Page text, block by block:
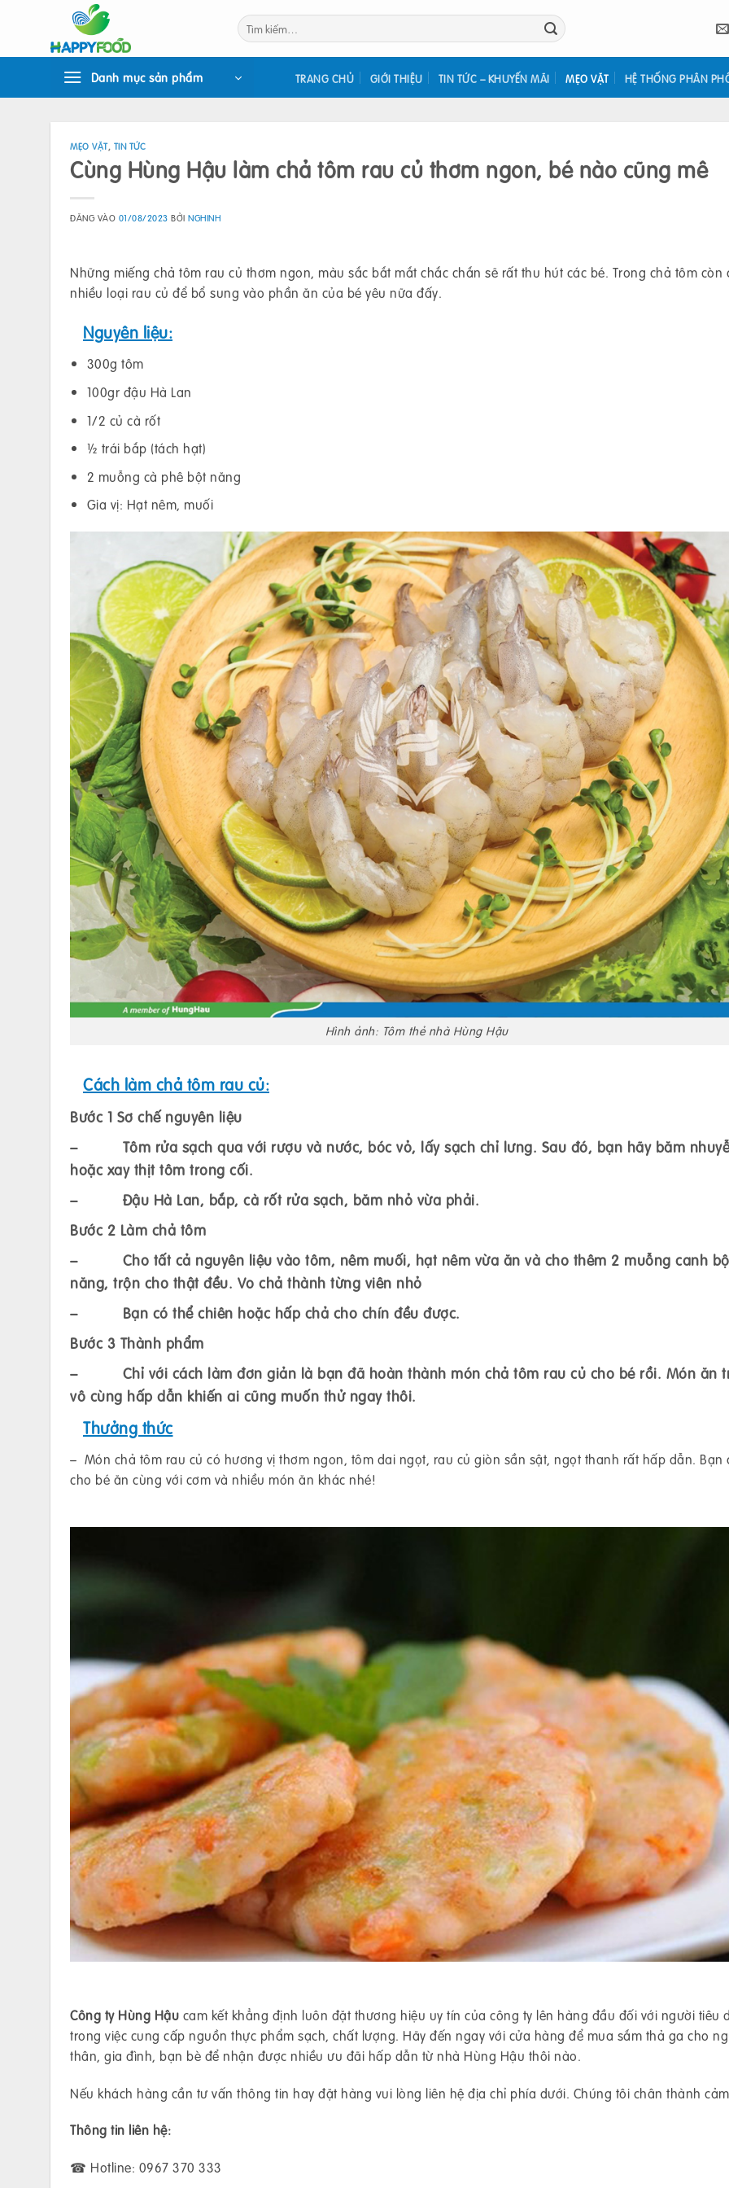
Tìm
kiếm:
Danh mục sản phẩm TRANG CHỦ GIỚI THIỆU TIN TỨC – KHUYẾN MÃI MẸO VẶT HỆ THỐNG PHÂN
MẸO VẶT, TIN TỨC
Cùng Hùng Hậu làm chả tôm rau củ thơm ngon, bé nào cũng mê
ĐĂNG VÀO 01/08/2023 BỞINGHINH
Những miếng chả tôm rau củ thơm ngon, màu sắc bắt mắt chắc chắn sẽ rất thu hút các bé. Trong chả tôm còn
nhiều loại rau củ để bổ sung vào phần ăn của bé yêu nữa đấy.
Nguyên liệu:
300g tôm
100gr đậu Hà Lan
1/2 củ cà rốt
½ trái bắp (tách hạt)
2 muỗng cà phê bột năng
Gia vị: Hạt nêm, muối
Hình ảnh: Tôm thẻ nhà Hùng Hậu
Cách làm chả tôm rau củ:
Bước 1 Sơ chế nguyên liệu
– Tôm rửa sạch qua với rượu và nước, bóc vỏ, lấy sạch chỉ lưng. Sau đó, bạn hãy băm
hoặc xay thịt tôm trong cối.
– Đậu Hà Lan, bắp, cà rốt rửa sạch, băm nhỏ vừa phải.
Bước 2 Làm chả tôm
– Cho tất cả nguyên liệu vào tôm, nêm muối, hạt nêm vừa ăn và cho thêm 2 muỗng canh
năng, trộn cho thật đều. Vo chả thành từng viên nhỏ
– Bạn có thể chiên hoặc hấp chả cho chín đều được.
Bước 3 Thành phẩm
– Chỉ với cách làm đơn giản là bạn đã hoàn thành món chả tôm rau củ cho bé rồi. Món ăn
vô cùng hấp dẫn khiến ai cũng muốn thử ngay thôi.
Thưởng thức
– Món chả tôm rau củ có hương vị thơm ngon, tôm dai ngọt, rau củ giòn sần sật, ngọt thanh rất hấp dẫn. Bạn
cho bé ăn cùng với cơm và nhiều món ăn khác nhé!
Công ty Hùng Hậu cam kết khẳng định luôn đặt thương hiệu uy tín của công ty lên hàng đầu đối với người tiêu
trong việc cung cấp nguồn thực phẩm sạch, chất lượng. Hãy đến ngay với cửa hàng để mua sắm thả ga cho
thân, gia đình, bạn bè để nhận được nhiều ưu đãi hấp dẫn từ nhà Hùng Hậu thôi nào.
Nếu khách hàng cần tư vấn thông tin hay đặt hàng vui lòng liên hệ địa chỉ phía dưới. Chúng tôi chân thành
Thông tin liên hệ:
☎ Hotline: 0967 370 333